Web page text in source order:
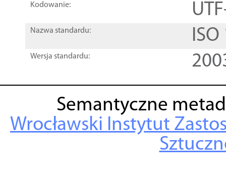
Kodowanie:
Nazwa standardu:
Wersja standardu:
Semantyczne
Wrocławski Instytut